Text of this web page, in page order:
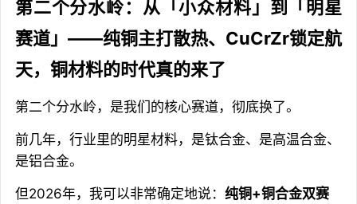
第二个分水岭：从「小众材料」到「明星
赛道」——纯铜主打散热、CuCrZr锁定航
天，铜材料的时代真的来了
第二个分水岭，是我们的核心赛道，彻底换了。
前几年，行业里的明星材料，是钛合金、是高温合金、
是铝合金。
但2026年，我可以非常确定地说： 纯铜+铜合金双赛